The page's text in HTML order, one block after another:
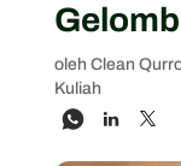
oleh Clean
Kuliah